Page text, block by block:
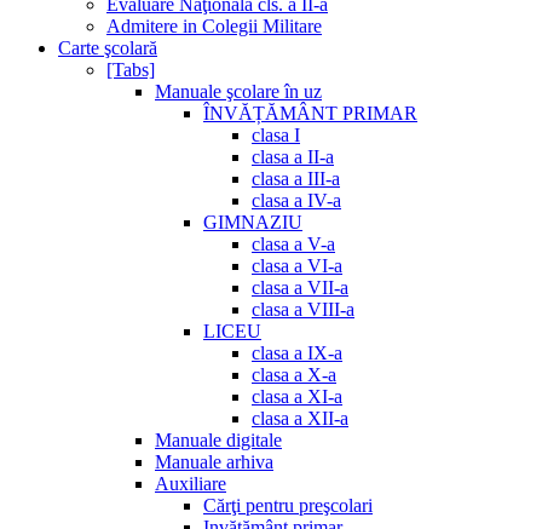
Evaluare Naţională cls. a II-a
Admitere in Colegii Militare
Carte şcolară
[Tabs]
Manuale şcolare în uz
ÎNVĂȚĂMÂNT PRIMAR
clasa I
clasa a II-a
clasa a III-a
clasa a IV-a
GIMNAZIU
clasa a V-a
clasa a VI-a
clasa a VII-a
clasa a VIII-a
LICEU
clasa a IX-a
clasa a X-a
clasa a XI-a
clasa a XII-a
Manuale digitale
Manuale arhiva
Auxiliare
Cărţi pentru preşcolari